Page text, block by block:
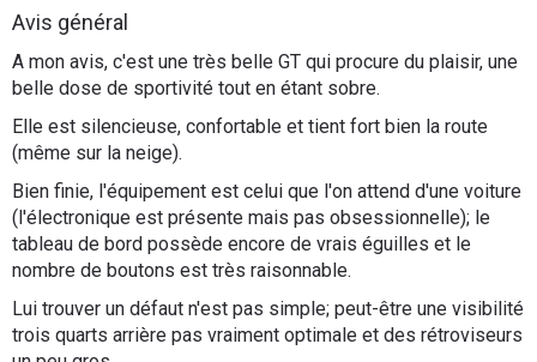
Marques
Avis général
A mon avis, c'est une très belle GT qui procure du plaisir, une
belle dose de sportivité tout en étant sobre.
Elle est silencieuse, confortable et tient fort bien la route
(même sur la neige).
Bien finie, l'équipement est celui que l'on attend d'une voiture
(l'électronique est présente mais pas obsessionnelle); le
tableau de bord possède encore de vrais éguilles et le
nombre de boutons est très raisonnable.
Lui trouver un défaut n'est pas simple; peut-être une visibilité
trois quarts arrière pas vraiment optimale et des rétroviseurs